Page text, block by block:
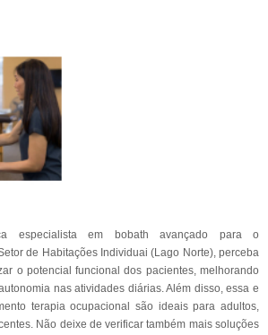
especialista em bobath avançado para o
de Habitações Individuai (Lago Norte), perceba
o potencial funcional dos pacientes, melhorando
nas atividades diárias. Além disso, essa e
terapia ocupacional são ideais para adultos,
Não deixe de verificar também mais soluções